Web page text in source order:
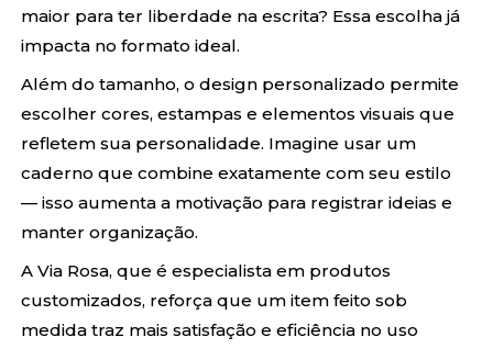
maior para ter liberdade na escrita? Essa escolha já
impacta no formato ideal.
Além do tamanho, o design personalizado permite
escolher cores, estampas e elementos visuais que
refletem sua personalidade. Imagine usar um
caderno que combine exatamente com seu estilo
— isso aumenta a motivação para registrar ideias e
manter organização.
A Via Rosa, que é especialista em produtos
customizados, reforça que um item feito sob
medida traz mais satisfação e eficiência no uso